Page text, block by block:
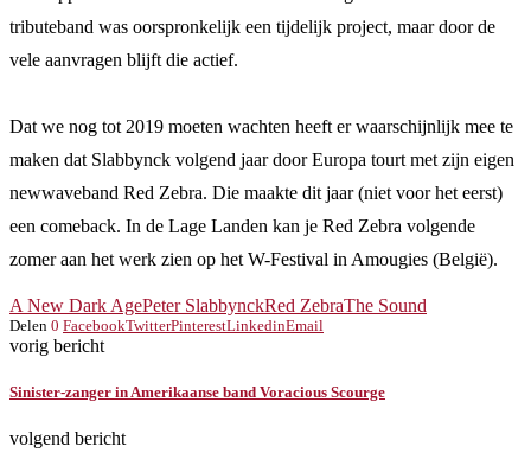
tributeband was oorspronkelijk een tijdelijk project, maar door de
vele aanvragen blijft die actief.
Dat we nog tot 2019 moeten wachten heeft er waarschijnlijk mee te
maken dat Slabbynck volgend jaar door Europa tourt met zijn eigen
newwaveband Red Zebra. Die maakte dit jaar (niet voor het eerst)
een comeback. In de Lage Landen kan je Red Zebra volgende
zomer aan het werk zien op het W-Festival in Amougies (België).
A New Dark AgePeter SlabbynckRed ZebraThe Sound
Delen 0 FacebookTwitterPinterestLinkedinEmail
vorig bericht
Sinister-zanger in Amerikaanse band Voracious Scourge
volgend bericht